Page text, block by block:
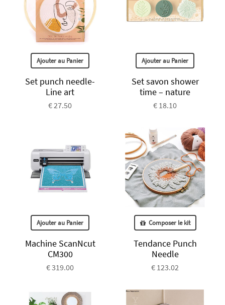
Ajouter au Panier
Set punch needle-
Line art
€ 27.50
Ajouter au Panier
Set savon shower
time – nature
€ 18.10
Ajouter au Panier
Machine ScanNcut
CM300
€ 319.00
Composer le kit
Tendance Punch
Needle
€ 123.02